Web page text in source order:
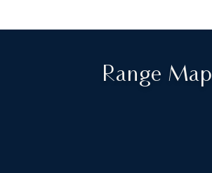
Range Map